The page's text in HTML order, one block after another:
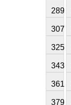
289
307
325
343
361
379